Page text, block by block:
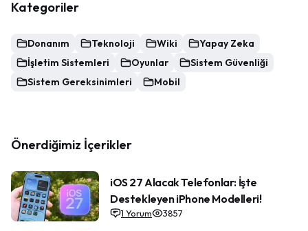
Kategoriler
Donanım Teknoloji Wiki
Yapay Zeka
İşletim Sistemleri
Oyunlar
Sistem Güvenliği
Sistem Gereksinimleri
Mobil
Önerdiğimiz İçerikler
iOS 27 Alacak Telefonlar: İşte
Destekleyen iPhone Modelleri!
1 Yorum 3857